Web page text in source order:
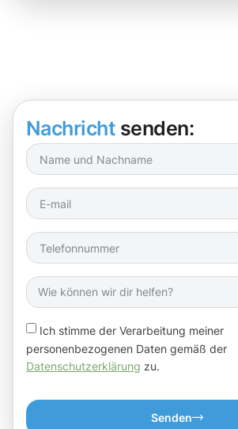
Nachricht senden:
Ich stimme der Verarbeitung meiner
personenbezogenen Daten gemäß der
Datenschutzerklärung zu.
Senden